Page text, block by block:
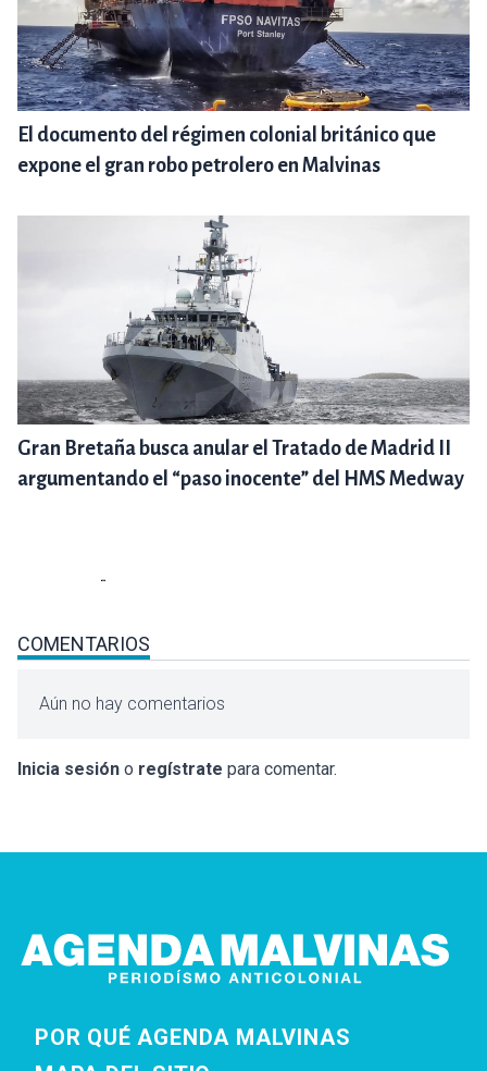
El documento del régimen colonial británico que
expone el gran robo petrolero en Malvinas
Gran Bretaña busca anular el Tratado de Madrid II
argumentando el “paso inocente” del HMS Medway
COMENTARIOS
Aún no hay comentarios
Inicia sesión o regístrate para comentar.
POR QUÉ AGENDA MALVINAS